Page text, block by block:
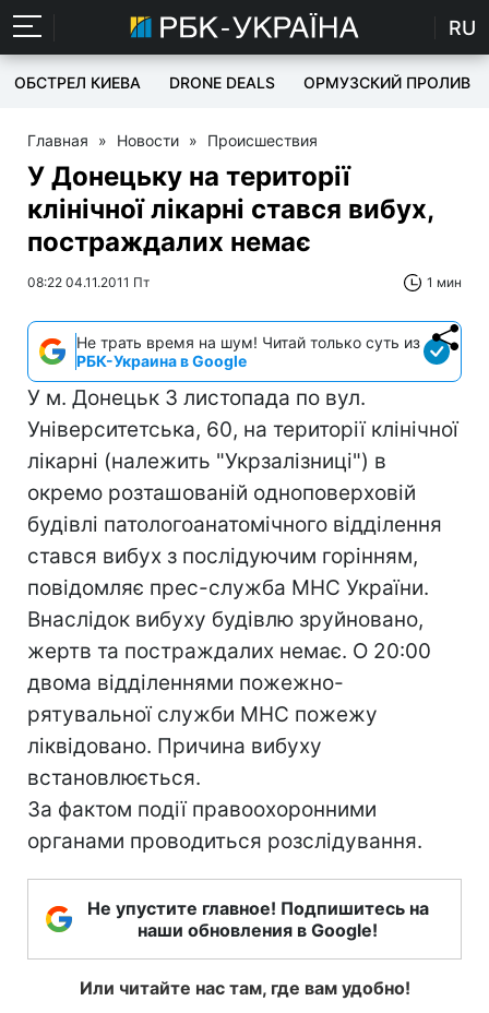
RU
ОБСТРЕЛ КИЕВА DRONE DEALS ОРМУЗСКИЙ ПРОЛИВ
Главная » Новости » Происшествия
У Донецьку на території
клінічної лікарні стався вибух,
постраждалих немає
08:22 04.11.2011 Пт 1 мин
Не трать время на шум! Читай только суть из
РБК-Украина в Google
У м. Донецьк 3 листопада по вул.
Університетська, 60, на території клінічної
лікарні (належить "Укрзалізниці") в
окремо розташованій одноповерховій
будівлі патологоанатомічного відділення
стався вибух з послідуючим горінням,
повідомляє прес-служба МНС України.
Внаслідок вибуху будівлю зруйновано,
жертв та постраждалих немає. О 20:00
двома відділеннями пожежно-
рятувальної служби МНС пожежу
ліквідовано. Причина вибуху
встановлюється.
За фактом події правоохоронними
органами проводиться розслідування.
Не упустите главное! Подпишитесь на
наши обновления в Google!
Или читайте нас там, где вам удобно!